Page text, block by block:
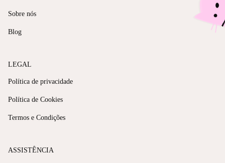
Sobre nós
Blog
LEGAL
Política de privacidade
Política de Cookies
Termos e Condições
ASSISTÊNCIA